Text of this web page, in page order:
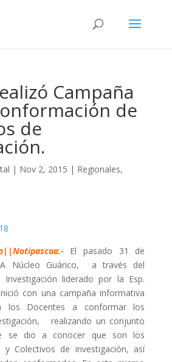
Campaña
de
de
| Nov 2, 2015 | Regionales,
El pasado 31 de
Núcleo Guárico, a través del
Investigación liderado por la Esp.
con una campaña informativa
los Docentes a conformar los
realizando un conjunto
se dio a conocer que son los
y Colectivos de investigación, así